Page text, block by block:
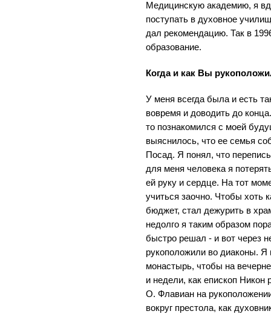
Медицинскую академию, я
поступать в духовное
дал рекомендацию. Так в
образование.
Когда и как Вы
У меня всегда была и есть
вовремя и доводить до
то познакомился с моей
выяснилось, что ее семья
Посад. Я понял, что
для меня человека я
ей руку и сердце. На тот
учиться заочно. Чтобы хоть
бюджет, стал дежурить в
недолго я таким образом
быстро решал - и вот через
рукоположили во диаконы. Я
монастырь, чтобы на
и недели, как епископ
О. Флавиан на
вокруг престола, как